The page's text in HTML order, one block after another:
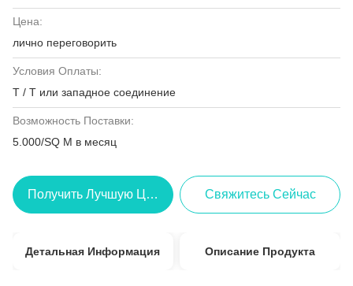
Цена:
лично переговорить
Условия Оплаты:
T / T или западное соединение
Возможность Поставки:
5.000/SQ M в месяц
Получить Лучшую Цену Свяжитесь Сейчас
Детальная Информация Описание Продукта